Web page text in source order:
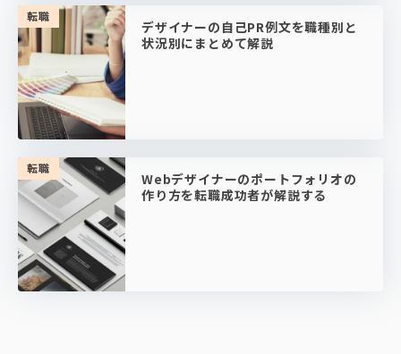
転職
デザイナーの自己PR例文を職種別と
状況別にまとめて解説
転職
Webデザイナーのポートフォリオの
作り方を転職成功者が解説する